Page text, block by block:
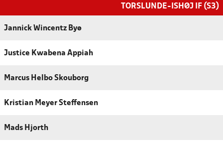
TORSLUNDE-ISHØJ IF (S3)
Jannick Wincentz Byø
Justice Kwabena Appiah
Marcus Helbo Skouborg
Kristian Meyer Steffensen
Mads Hjorth